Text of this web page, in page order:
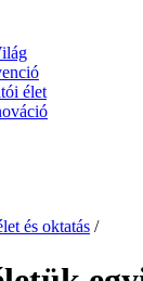
élet
és oktatás /